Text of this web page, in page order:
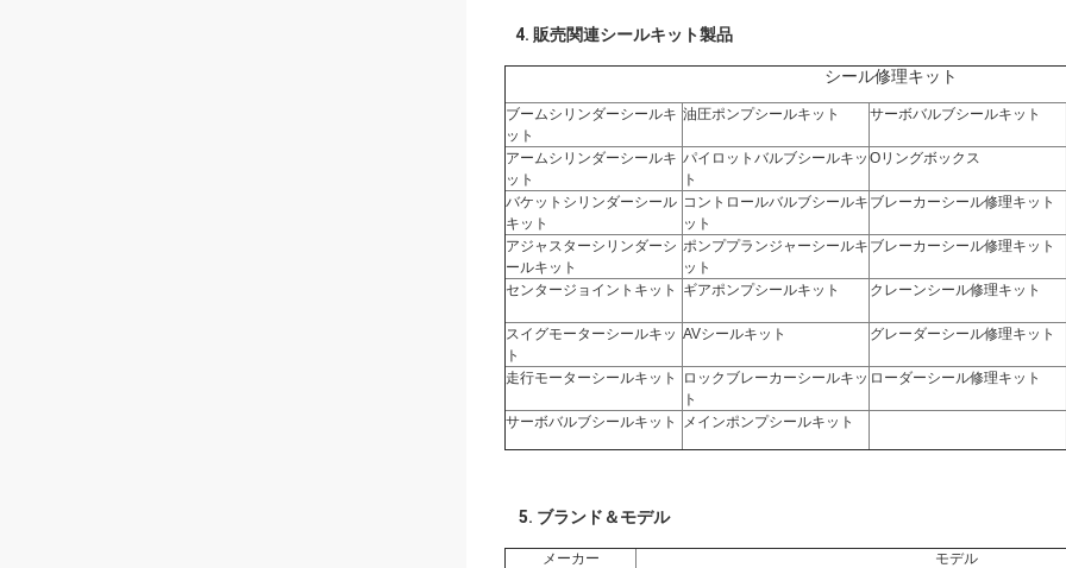
4. 販売関連シールキット製品
シール修理キット
ブームシリンダーシールキ
ット
油圧ポンプシールキット サーボバルブシールキット
アームシリンダーシールキ
ット
パイロットバルブシールキッ
ト
Oリングボックス
バケットシリンダーシール
キット
コントロールバルブシールキ
ット
ブレーカーシール修理キット
アジャスターシリンダーシ
ールキット
ポンププランジャーシールキ
ット
ブレーカーシール修理キット
センタージョイントキット ギアポンプシールキット クレーンシール修理キット
スイグモーターシールキッ
ト
AVシールキット グレーダーシール修理キット
走行モーターシールキット
ロックブレーカーシールキッ
ト
ローダーシール修理キット
サーボバルブシールキット
メインポンプシールキット
5. ブランド＆モデル
メーカー モデル